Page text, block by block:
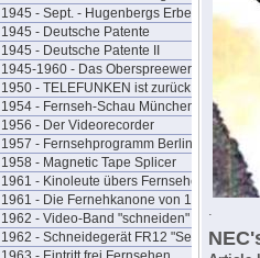
1945 - Sept. - Hugenbergs Erbe
1945 - Deutsche Patente
1945 - Deutsche Patente II
1945-1960 - Das Oberspreewerk
1950 - TELEFUNKEN ist zurück
1954 - Fernseh-Schau München
1956 - Der Videorecorder
1957 - Fernsehprogramm Berlin
1958 - Magnetic Tape Splicer
1961 - Kinoleute übers Fernsehen
1961 - Die Fernehkanone von 1936
1962 - Video-Band "schneiden"
1962 - Schneidegerät FR12 "Senior"
.